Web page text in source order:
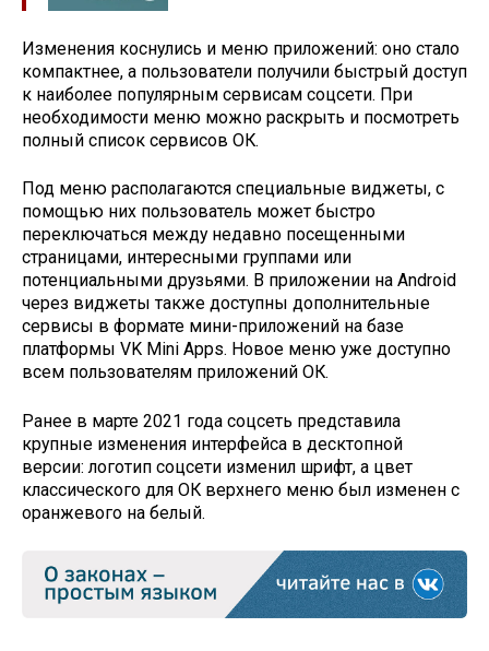
Изменения коснулись и меню приложений: оно стало
компактнее, а пользователи получили быстрый доступ
к наиболее популярным сервисам соцсети. При
необходимости меню можно раскрыть и посмотреть
полный список сервисов ОК.
Под меню располагаются специальные виджеты, с
помощью них пользователь может быстро
переключаться между недавно посещенными
страницами, интересными группами или
потенциальными друзьями. В приложении на Android
через виджеты также доступны дополнительные
сервисы в формате мини-приложений на базе
платформы VK Mini Apps. Новое меню уже доступно
всем пользователям приложений ОК.
Ранее в марте 2021 года соцсеть представила
крупные изменения интерфейса в десктопной
версии: логотип соцсети изменил шрифт, а цвет
классического для ОК верхнего меню был изменен с
оранжевого на белый.